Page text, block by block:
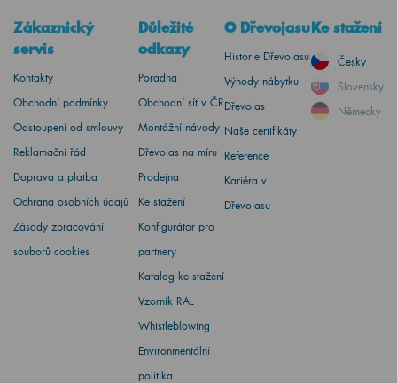
Zákaznický
servis
Kontakty
Obchodní podmínky
Odstoupení od smlouvy
Reklamační řád
Doprava a platba
Ochrana osobních údajů
Zásady zpracování
souborů cookies
Důležité
odkazy
Poradna
Obchodní síť v ČR
Montážní návody
Dřevojas na míru
Prodejna
Ke stažení
Konfigurátor pro
partnery
Katalog ke stažení
Vzorník RAL
Whistleblowing
Environmentální
politika
O Dřevojasu
Historie Dřevojasu
Výhody nábytku
Dřevojas
Naše certifikáty
Reference
Kariéra v
Dřevojasu
Ke stažení
Česky
Slovensky
Německy